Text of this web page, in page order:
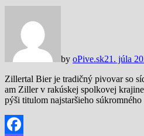
by oPive.sk21. júla
Zillertal Bier je tradičný pivovar so
am Ziller v rakúskej spolkovej
pýši titulom najstaršieho